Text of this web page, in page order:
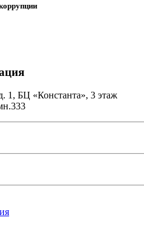
1, БЦ «Константа», 3 этаж